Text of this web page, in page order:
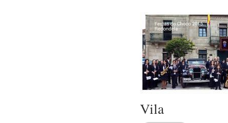
Vila